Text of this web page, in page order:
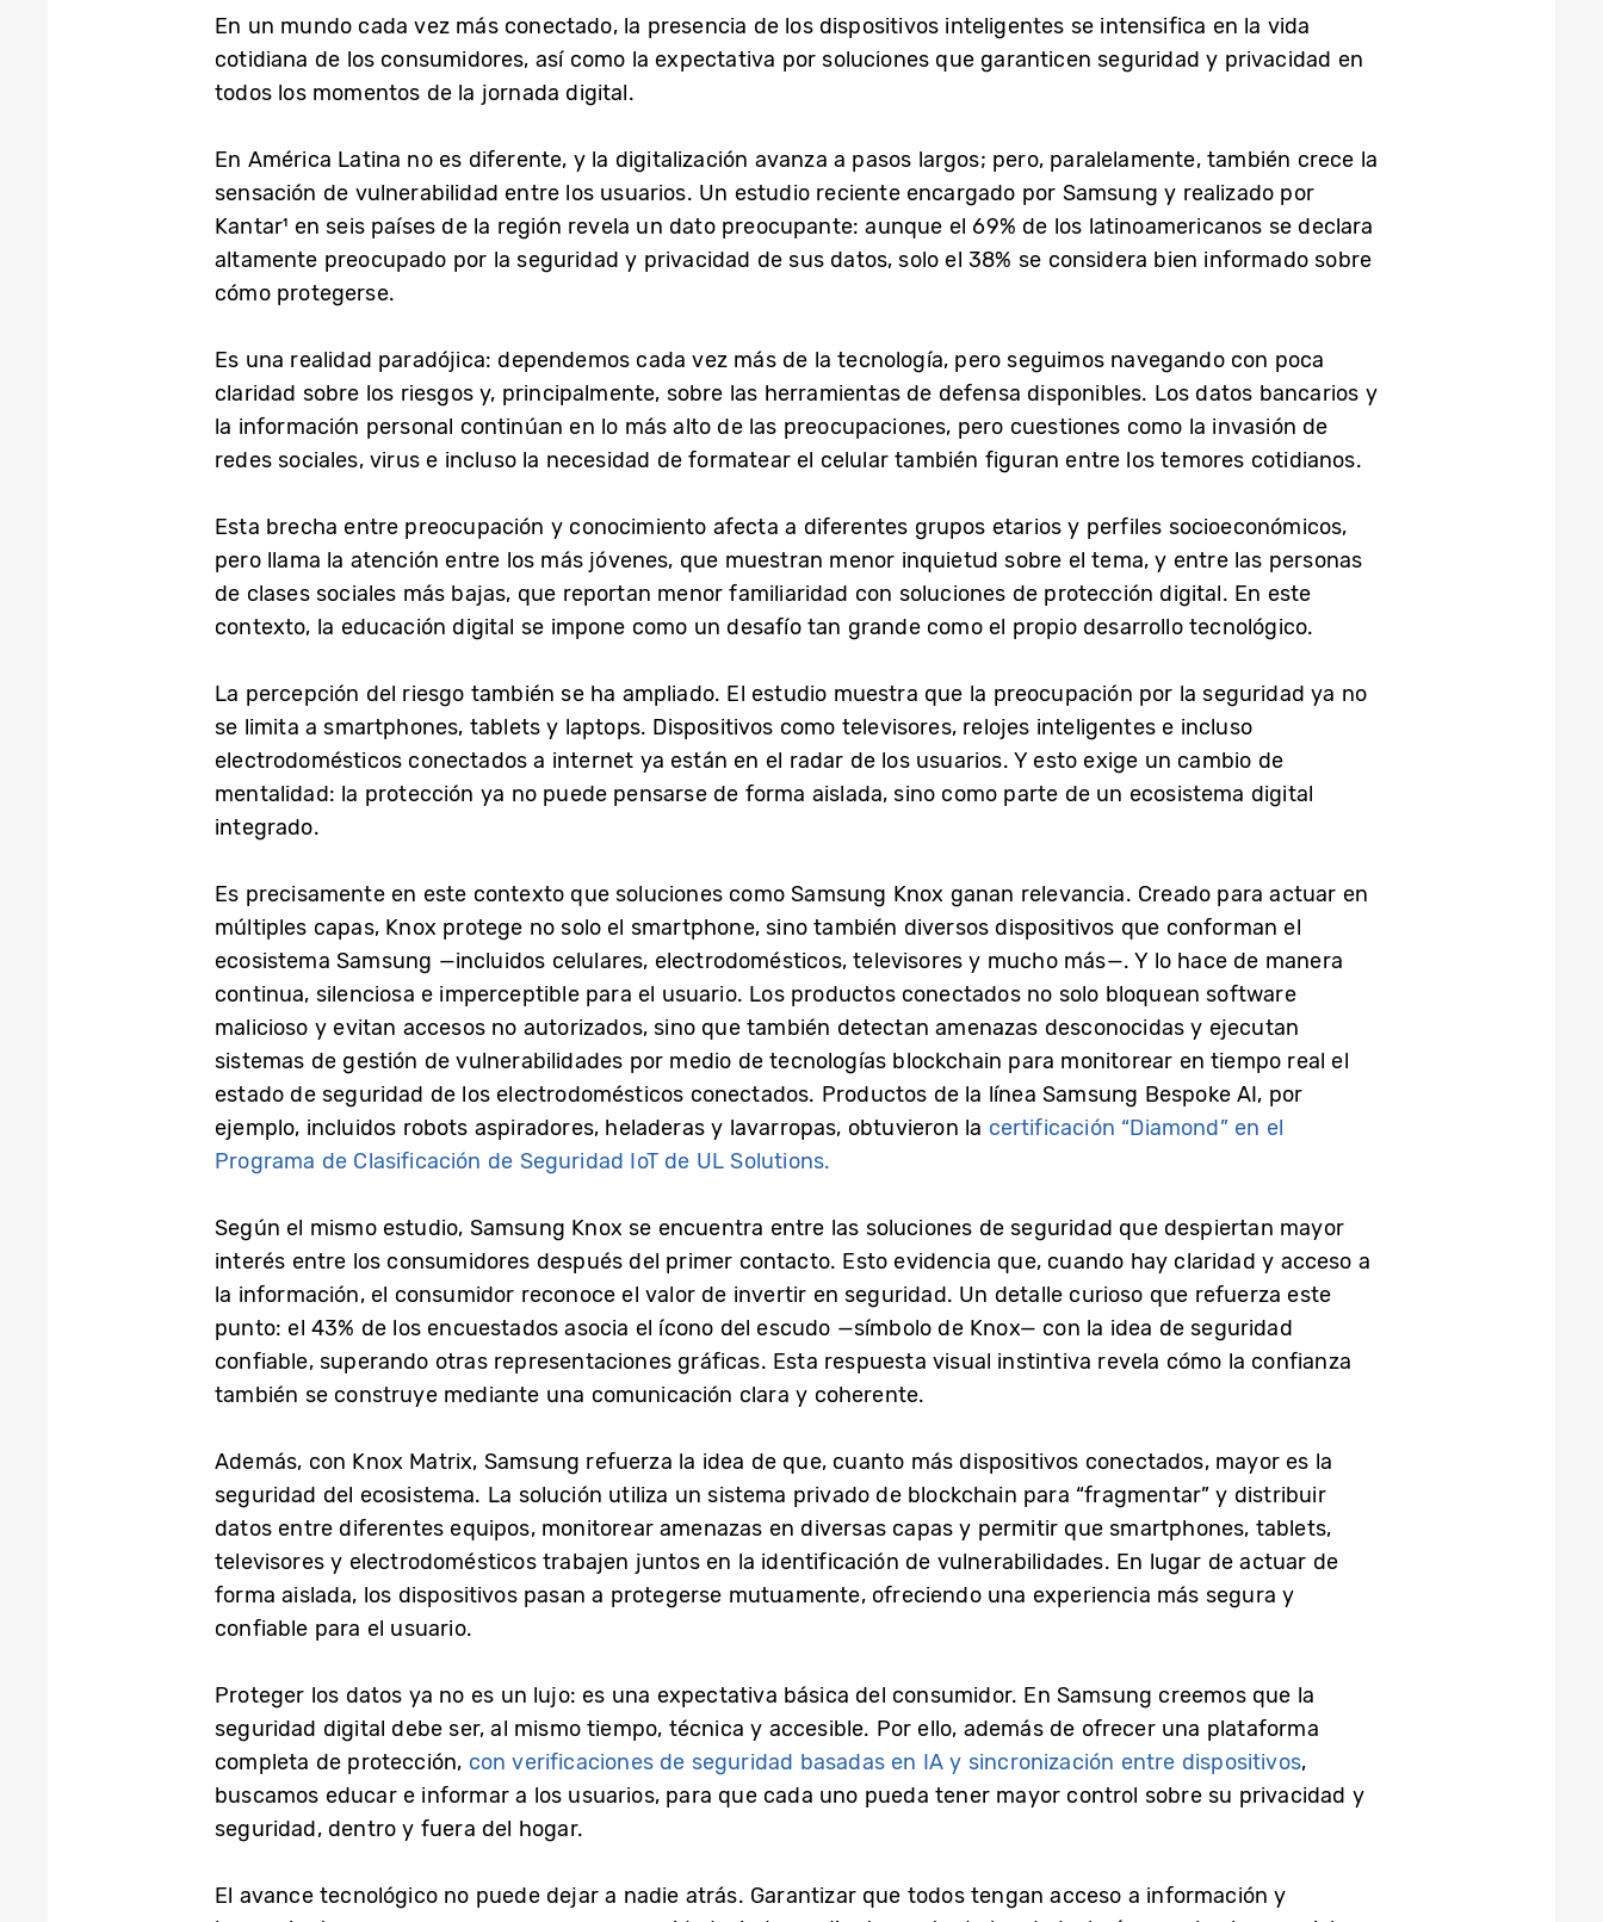
En un mundo cada vez más conectado, la presencia de los dispositivos inteligentes se intensifica en la vida
cotidiana de los consumidores, así como la expectativa por soluciones que garanticen seguridad y privacidad en
todos los momentos de la jornada digital.
En América Latina no es diferente, y la digitalización avanza a pasos largos; pero, paralelamente, también crece la
sensación de vulnerabilidad entre los usuarios. Un estudio reciente encargado por Samsung y realizado por
Kantar¹ en seis países de la región revela un dato preocupante: aunque el 69% de los latinoamericanos se declara
altamente preocupado por la seguridad y privacidad de sus datos, solo el 38% se considera bien informado sobre
cómo protegerse.
Es una realidad paradójica: dependemos cada vez más de la tecnología, pero seguimos navegando con poca
claridad sobre los riesgos y, principalmente, sobre las herramientas de defensa disponibles. Los datos bancarios y
la información personal continúan en lo más alto de las preocupaciones, pero cuestiones como la invasión de
redes sociales, virus e incluso la necesidad de formatear el celular también figuran entre los temores cotidianos.
Esta brecha entre preocupación y conocimiento afecta a diferentes grupos etarios y perfiles socioeconómicos,
pero llama la atención entre los más jóvenes, que muestran menor inquietud sobre el tema, y entre las personas
de clases sociales más bajas, que reportan menor familiaridad con soluciones de protección digital. En este
contexto, la educación digital se impone como un desafío tan grande como el propio desarrollo tecnológico.
La percepción del riesgo también se ha ampliado. El estudio muestra que la preocupación por la seguridad ya no
se limita a smartphones, tablets y laptops. Dispositivos como televisores, relojes inteligentes e incluso
electrodomésticos conectados a internet ya están en el radar de los usuarios. Y esto exige un cambio de
mentalidad: la protección ya no puede pensarse de forma aislada, sino como parte de un ecosistema digital
integrado.
Es precisamente en este contexto que soluciones como Samsung Knox ganan relevancia. Creado para actuar en
múltiples capas, Knox protege no solo el smartphone, sino también diversos dispositivos que conforman el
ecosistema Samsung —incluidos celulares, electrodomésticos, televisores y mucho más—. Y lo hace de manera
continua, silenciosa e imperceptible para el usuario. Los productos conectados no solo bloquean software
malicioso y evitan accesos no autorizados, sino que también detectan amenazas desconocidas y ejecutan
sistemas de gestión de vulnerabilidades por medio de tecnologías blockchain para monitorear en tiempo real el
estado de seguridad de los electrodomésticos conectados. Productos de la línea Samsung Bespoke AI, por
ejemplo, incluidos robots aspiradores, heladeras y lavarropas, obtuvieron la certificación “Diamond” en el
Programa de Clasificación de Seguridad IoT de UL Solutions.
Según el mismo estudio, Samsung Knox se encuentra entre las soluciones de seguridad que despiertan mayor
interés entre los consumidores después del primer contacto. Esto evidencia que, cuando hay claridad y acceso a
la información, el consumidor reconoce el valor de invertir en seguridad. Un detalle curioso que refuerza este
punto: el 43% de los encuestados asocia el ícono del escudo —símbolo de Knox— con la idea de seguridad
confiable, superando otras representaciones gráficas. Esta respuesta visual instintiva revela cómo la confianza
también se construye mediante una comunicación clara y coherente.
Además, con Knox Matrix, Samsung refuerza la idea de que, cuanto más dispositivos conectados, mayor es la
seguridad del ecosistema. La solución utiliza un sistema privado de blockchain para “fragmentar” y distribuir
datos entre diferentes equipos, monitorear amenazas en diversas capas y permitir que smartphones, tablets,
televisores y electrodomésticos trabajen juntos en la identificación de vulnerabilidades. En lugar de actuar de
forma aislada, los dispositivos pasan a protegerse mutuamente, ofreciendo una experiencia más segura y
confiable para el usuario.
Proteger los datos ya no es un lujo: es una expectativa básica del consumidor. En Samsung creemos que la
seguridad digital debe ser, al mismo tiempo, técnica y accesible. Por ello, además de ofrecer una plataforma
completa de protección, con verificaciones de seguridad basadas en IA y sincronización entre dispositivos,
buscamos educar e informar a los usuarios, para que cada uno pueda tener mayor control sobre su privacidad y
seguridad, dentro y fuera del hogar.
El avance tecnológico no puede dejar a nadie atrás. Garantizar que todos tengan acceso a información y